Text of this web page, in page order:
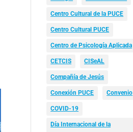
Centro Cultural de la PUCE
Centro Cultural PUCE
Centro de Psicología Aplicada
CETCIS CISeAL
Compañía de Jesús
Conexión PUCE Convenio
COVID-19
Día Internacional de la